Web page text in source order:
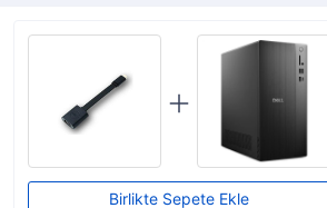
Birlikte Sepete Ekle